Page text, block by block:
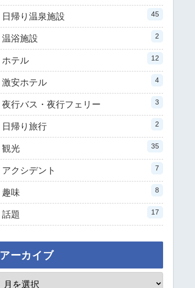
日帰り温泉施設 45
温浴施設 2
ホテル 12
激安ホテル 4
夜行バス・夜行フェリー 3
日帰り旅行 2
観光 35
アクシデント 7
趣味 8
話題 17
アーカイブ